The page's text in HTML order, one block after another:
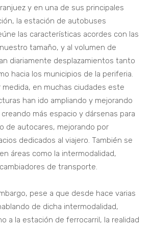
y en una de sus principales
la estación de autobuses
las características acordes con las
tamaño, y al volumen de
diariamente desplazamientos tanto
hacia los municipios de la periferia.
medida, en muchas ciudades este
han ido ampliando y mejorando
más espacio y dársenas para
de autocares, mejorando por
dedicados al viajero. También se
áreas como la intermodalidad,
de transporte.
pese a que desde hace varias
de dicha intermodalidad,
a la estación de ferrocarril, la realidad